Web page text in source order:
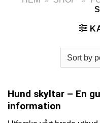
Hund skyltar – En
information